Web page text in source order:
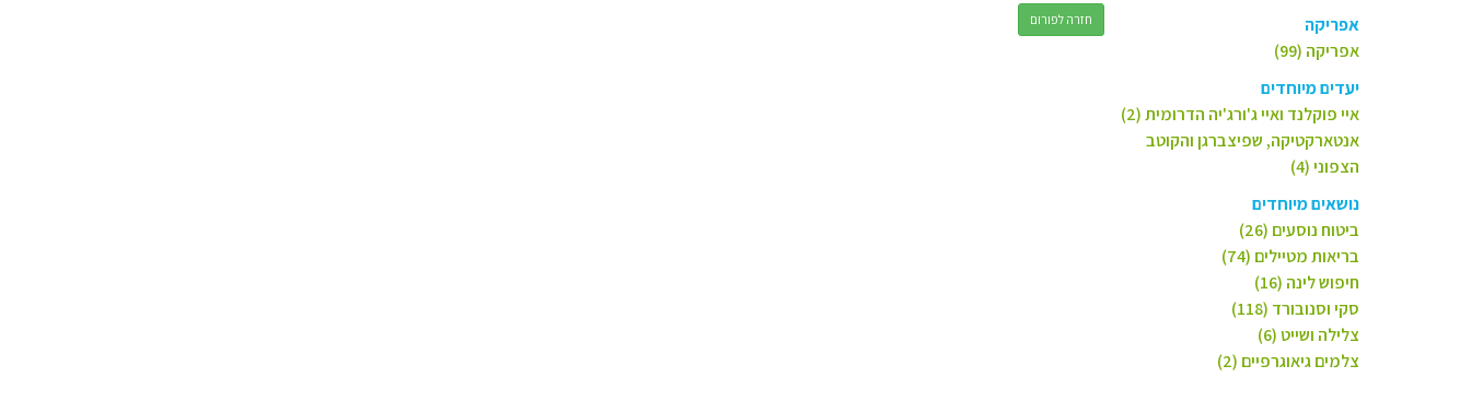
אפריקה
אפריקה (99)
יעדים מיוחדים
איי פוקלנד ואיי ג'ורג'יה הדרומית (2)
אנטארקטיקה, שפיצברגן והקוטב
הצפוני (4)
נושאים מיוחדים
ביטוח נוסעים (26)
בריאות מטיילים (74)
חיפוש לינה (16)
סקי וסנובורד (118)
צלילה ושייט (6)
צלמים גיאוגרפיים (2)
חזרה לפורום